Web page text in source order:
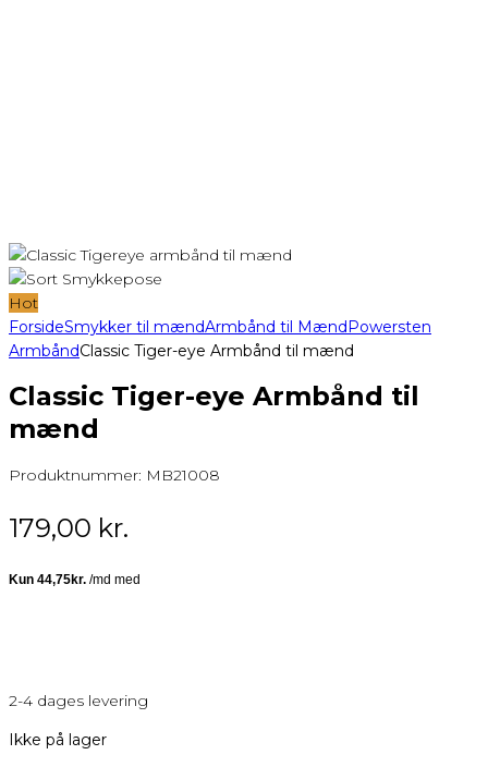
Hot
ForsideSmykker til mændArmbånd til MændPowersten
ArmbåndClassic Tiger-eye Armbånd til mænd
Classic Tiger-eye Armbånd til
mænd
Produktnummer: MB21008
179,00 kr.
2-4 dages levering
Ikke på lager